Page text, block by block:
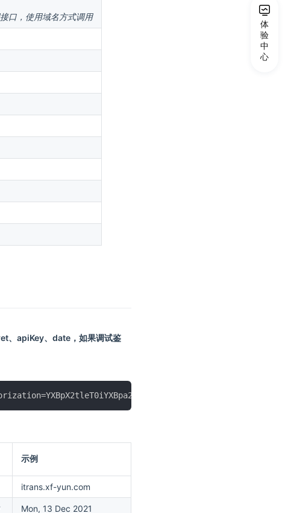
口，使用域名方式调用
、apiKey、date，如果调试鉴
示例
itrans.xf-yun.com
Mon, 13 Dec 2021
体
验
中
心
*
您